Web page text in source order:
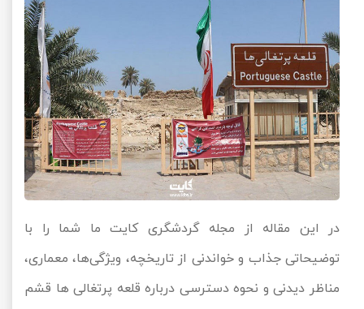
در این مقاله از مجله گردشگری کایت ما شما را با
توضیحاتی جذاب و خواندنی از تاریخچه، ویژگی‌ها، معماری،
مناظر دیدنی و نحوه دسترسی درباره قلعه پرتغالی ها قشم